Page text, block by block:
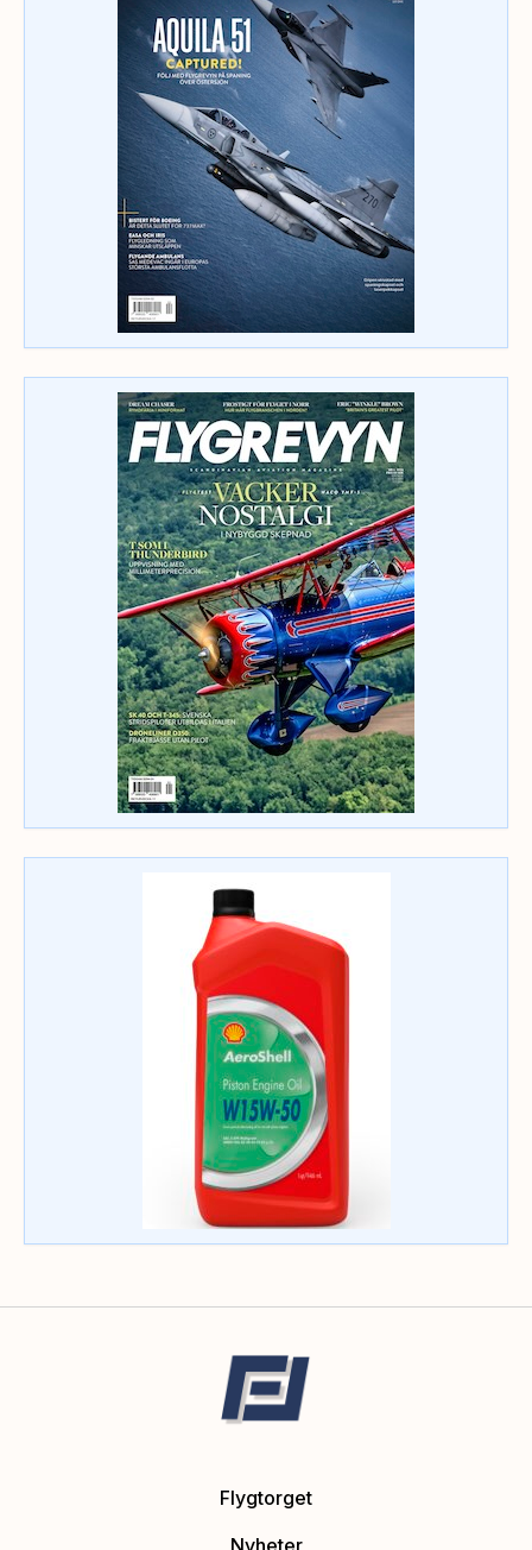
Flygtorget
Nyheter